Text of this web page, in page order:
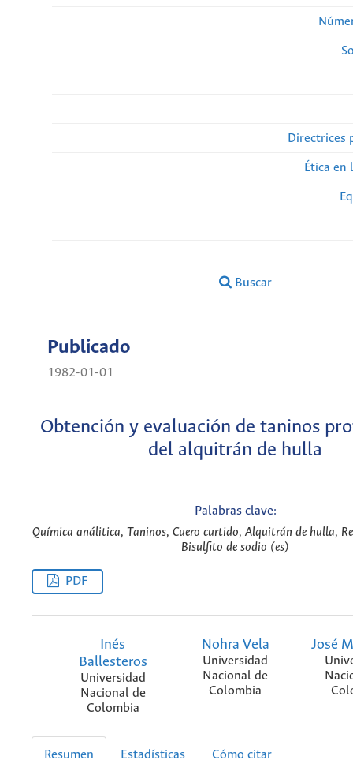
Directrices
Ética en
Buscar
Publicado
1982-01-01
Obtención y evaluación de taninos
del alquitrán de hulla
Palabras clave:
Química análitica, Taninos, Cuero curtido, Alquitrán de hulla,
Bisulfito de sodio (es)
PDF
Inés
Ballesteros
Universidad
Nacional de
Colombia
Nohra Vela
Universidad
Nacional de
Colombia
José
Resumen Estadísticas Cómo citar